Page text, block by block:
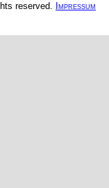
reserved. Impressum